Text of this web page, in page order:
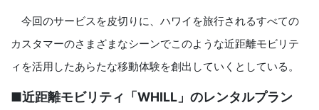
今回のサービスを皮切りに、ハワイを旅行されるすべての
カスタマーのさまざまなシーンでこのような近距離モビリテ
ィを活用したあらたな移動体験を創出していくとしている。
■近距離モビリティ「WHILL」のレンタルプラン